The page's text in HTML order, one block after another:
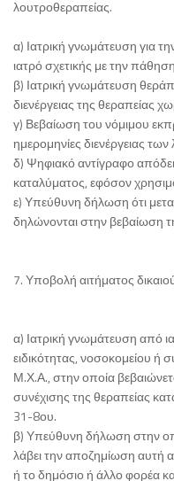
λουτροθεραπείας.
α) Ιατρική γνωμάτευση για
ιατρό σχετικής με την
β) Ιατρική γνωμάτευση
διενέργειας της θεραπείας
γ) Βεβαίωση του νόμιμου
ημερομηνίες διενέργειας
δ) Ψηφιακό αντίγραφο
καταλύματος, εφόσον
ε) Υπεύθυνη δήλωση ότι
δηλώνονται στην βεβαίωση
7. Υποβολή αιτήματος
α) Ιατρική γνωμάτευση από
ειδικότητας, νοσοκομείου ή
Μ.Χ.Α., στην οποία
συνέχισης της θεραπείας
31-8ου.
β) Υπεύθυνη δήλωση στην
λάβει την αποζημίωση αυτή
ή το δημόσιο ή άλλο φορέα